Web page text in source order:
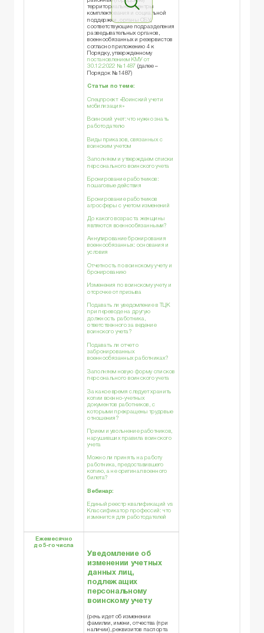
территориальные центры
комплектования и социальной
поддержки, органы СБУ,
соответствующие подразделения
разведывательных органов,
военнообязанных и резервистов
согласно приложению 4 к
Порядку, утвержденному
постановлением КМУ от
30.12.2022 № 1487 (далее –
Порядок № 1487)
Статьи по теме:
Спецпроект «Воинский учет и
мобилизация»
Воинский учет: что нужно знать
работодателю
Виды приказов, связанных с
воинским учетом
Заполняем и утверждаем списки
персонального воинского учета
Бронирование работников:
пошаговые действия
Бронирование работников
агросферы с учетом изменений
До какого возраста женщины
являются военнообязанными?
Аннулирование бронирования
военнообязанных: основания и
условия
Отчетность по воинскому учету и
бронированию
Изменения по воинскому учету и
отсрочке от призыва
Подавать ли уведомление в ТЦК
при переводе на другую
должность работника,
ответственного за ведение
воинского учета?
Подавать ли отчет о
забронированных
военнообязанных работниках?
Заполняем новую форму списков
персонального воинского учета
За какое время следует хранить
копии военно-учетных
документов работников, с
которыми прекращены трудовые
отношения?
Прием и увольнение работников,
нарушивших правила воинского
учета
Можно ли принять на работу
работника, предоставившего
копию, а не оригинал военного
билета?
Вебинар:
Единый реестр квалификаций vs
Классификатор профессий: что
изменится для работодателей
Ежемесячно
до 5-го числа
Уведомлениеоб
изменении учетных
данных лиц,
подлежащих
персональному
воинскому учету
(речь идет об изменении
фамилии, имени, отчества (при
наличии), реквизитов паспорта